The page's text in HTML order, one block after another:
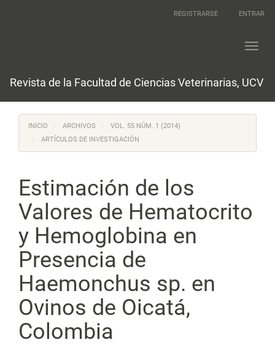
REGISTRARSE ENTRAR
Revista de la Facultad de Ciencias Veterinarias, UCV
INICIO ARCHIVOS
VOL. 55 NÚM. 1 (2014)
ARTÍCULOS DE INVESTIGACIÓN
Estimación de los
Valores de Hematocrito
y Hemoglobina en
Presencia de
Haemonchus sp. en
Ovinos de Oicatá,
Colombia